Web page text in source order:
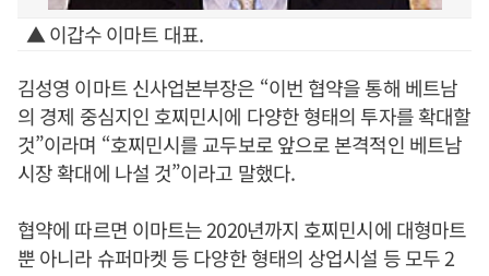
▲ 이갑수 이마트 대표.
김성영 이마트 신사업본부장은 “이번 협약을 통해 베트남
의 경제 중심지인 호찌민시에 다양한 형태의 투자를 확대할
것”이라며 “호찌민시를 교두보로 앞으로 본격적인 베트남
시장 확대에 나설 것”이라고 말했다.
협약에 따르면 이마트는 2020년까지 호찌민시에 대형마트
뿐 아니라 슈퍼마켓 등 다양한 형태의 상업시설 등 모두 2